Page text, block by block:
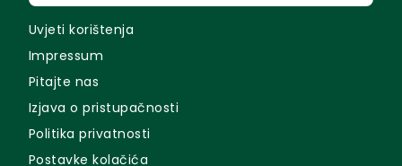
Uvjeti korištenja
Impressum
Pitajte nas
Izjava o pristupačnosti
Politika privatnosti
Postavke kolačića